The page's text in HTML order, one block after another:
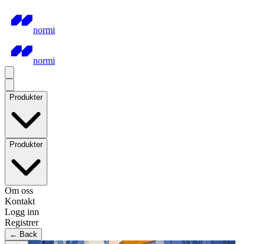
normi
normi
Produkter
Produkter
Om oss
Kontakt
Logg inn
Registrer
← Back